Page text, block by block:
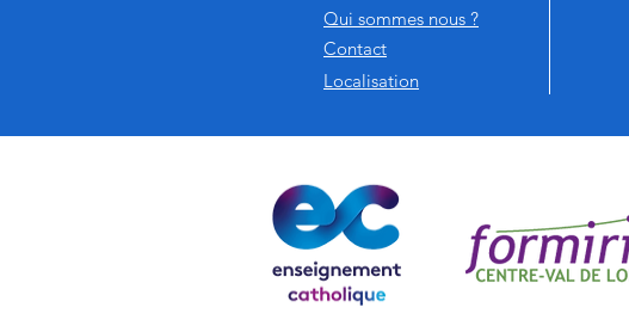
Qui sommes nous ?
Contact
Localisation